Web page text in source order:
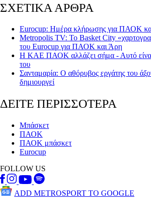
ΣΧΕΤΙΚΑ ΑΡΘΡΑ
Eurocup: Ημέρα κλήρωσης για ΠΑΟΚ
Metropolis TV: Το Basket City
του Eurocup για ΠΑΟΚ και Άρη
Η ΚΑΕ ΠΑΟΚ αλλάζει σήμα - Αυτό
του
Σανταμαρία: Ο αθόρυβος εργάτης του
δημιουργεί
ΔΕΙΤΕ ΠΕΡΙΣΣΟΤΕΡΑ
Μπάσκετ
ΠΑΟΚ
ΠΑΟΚ μπάσκετ
Eurocup
FOLLOW US
ADD METROSPORT TO GOOGLE